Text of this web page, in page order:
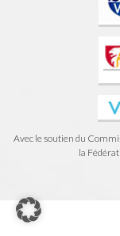
Avec le soutien du
la